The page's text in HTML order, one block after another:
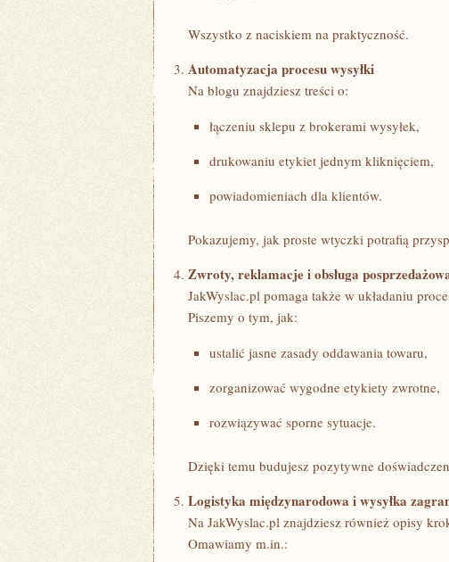
Wszystko z naciskiem na praktyczność.
Automatyzacja procesu wysyłki
Na blogu znajdziesz treści o:
łączeniu sklepu z brokerami wysyłek,
drukowaniu etykiet jednym kliknięciem,
powiadomieniach dla klientów.
Pokazujemy, jak proste wtyczki potrafią
Zwroty, reklamacje i obsługa
JakWyslac.pl pomaga także w układaniu
Piszemy o tym, jak:
ustalić jasne zasady oddawania towaru,
zorganizować wygodne etykiety zwrotne,
rozwiązywać sporne sytuacje.
Dzięki temu budujesz pozytywne
Logistyka międzynarodowa i wysyłka
Na JakWyslac.pl znajdziesz również opisy
Omawiamy m.in.: